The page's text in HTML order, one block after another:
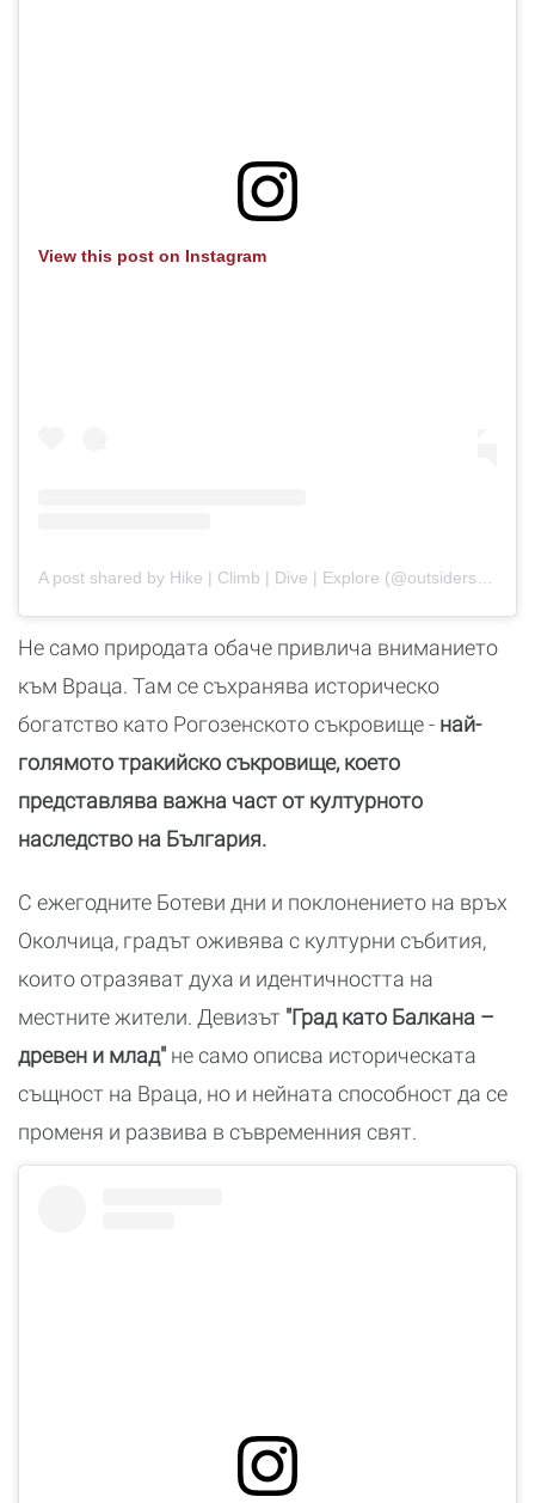
View this post on Instagram
Не само природата обаче привлича вниманието
към Враца. Там се съхранява историческо
богатство като Рогозенското съкровище - най-
голямото тракийско съкровище, което
представлява важна част от културното
наследство на България.
С ежегодните Ботеви дни и поклонението на връх
Околчица, градът оживява с културни събития,
които отразяват духа и идентичността на
местните жители. Девизът "Град като Балкана –
древен и млад" не само описва историческата
същност на Враца, но и нейната способност да се
променя и развива в съвременния свят.